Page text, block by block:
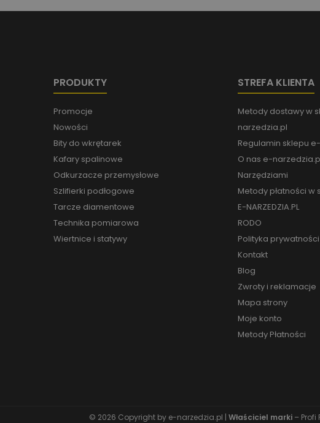
PRODUKTY
Promocje
Nowości
Bity do wkrętarek
Kafary spalinowe
Odkurzacze przemysłowe
Szlifierki podłogowe
Tarcze diamentowe
Technika pomiarowa
Wiertnice i statywy
STREFA KLIENTA
Metody dostawy w
narzedzia.pl
Regulamin sklepu
O nas e-
Narzędziami
Metody płatności
E-NARZEDZIA.PL
RODO
Polityka prywatności
Kontakt
Blog
Zwroty i reklamacje
Mapa strony
Moje konto
Metody Płatności
© 2026 Copyright by e-narzedzia.pl | Właściciel marki– Profi